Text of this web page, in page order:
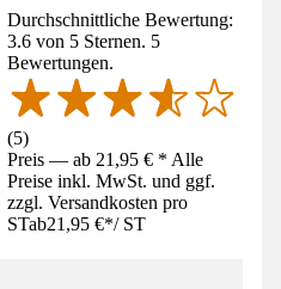
Durchschnittliche Bewertung:
3.6 von 5 Sternen. 5
Bewertungen.
(5)
Preis — ab 21,95 € * Alle
Preise inkl. MwSt. und ggf.
zzgl. Versandkosten pro
STab21,95 €*/ ST